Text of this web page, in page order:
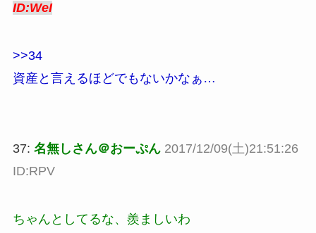
ID:WeI
>>34
資産と言えるほどでもないかなぁ…
37: 名無しさん＠おーぷん 2017/12/09(土)21:51:26
ID:RPV
ちゃんとしてるな、羨ましいわ